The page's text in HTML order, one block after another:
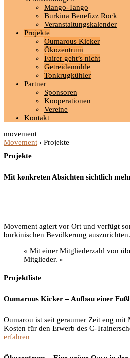
Mango-Tango
Burkina Benefizz Rock
Veranstaltungskalender
Projekte
Oumarous Kicker
Ökozentrum
Fairer geht’s nicht
Getreidemühle
Tonkrugkühler
Partner
Sponsoren
Kooperationen
Vereine
Kontakt
movement
Movement › Projekte
Projekte
Mit konkreten Absichten sichtlich
Movement agiert vor Ort und verfügt
burkinischen Bevölkerung
« Mit einer Mitgliederzahl von
Mitglieder. »
Projektliste
Oumarous Kicker – Aufbau einer
Oumarou ist seit geraumer Zeit eng
Kosten für den Erwerb des C-
erfahren